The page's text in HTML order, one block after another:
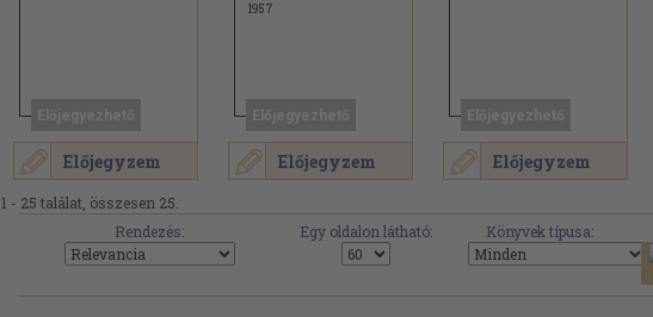
Előjegyzem Előjegyzem
1957
Előjegyzem
1 - 25 találat, összesen 25.
Rendezés:
Egy oldalon látható: Könyvek típusa: